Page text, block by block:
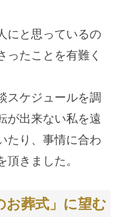
にと思っているの
ったことを有難く
スケジュールを調
が出来ない私を遠
たり、事情に合わ
きました。
お葬式」に望む